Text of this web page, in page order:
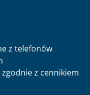
z telefonów
zgodnie z cennikiem